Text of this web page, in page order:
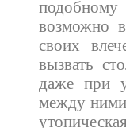
возможно
своих
вызвать
даже при
между